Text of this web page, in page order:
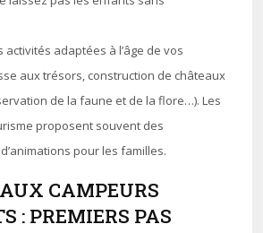
activités adaptées à l’âge de vos
aux trésors, construction de châteaux
de la faune et de la flore…). Les
proposent souvent des
pour les familles.
CAMPEURS
: PREMIERS PAS